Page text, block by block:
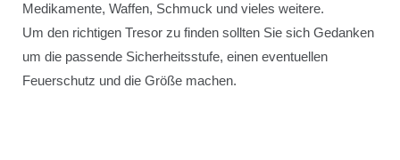
Medikamente, Waffen, Schmuck und vieles weitere.
Um den richtigen Tresor zu finden sollten Sie sich Gedanken
um die passende Sicherheitsstufe, einen eventuellen
Feuerschutz und die Größe machen.